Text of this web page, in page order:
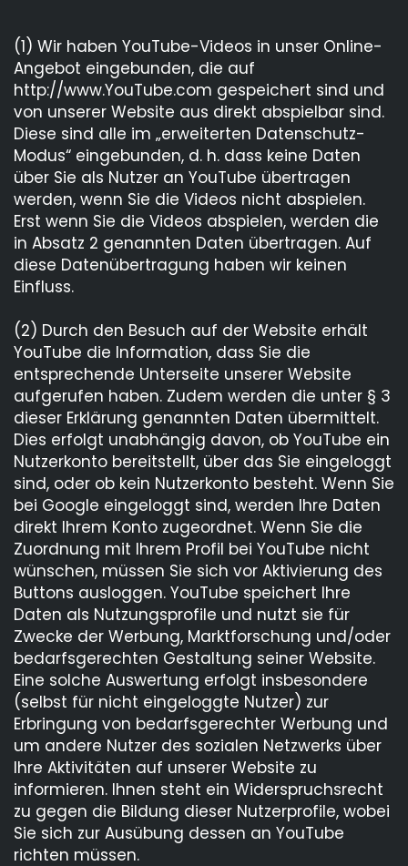
(1) Wir haben YouTube-Videos in unser Online-
Angebot eingebunden, die auf
http://www.YouTube.com gespeichert sind und
von unserer Website aus direkt abspielbar sind.
Diese sind alle im „erweiterten Datenschutz-
Modus“ eingebunden, d. h. dass keine Daten
über Sie als Nutzer an YouTube übertragen
werden, wenn Sie die Videos nicht abspielen.
Erst wenn Sie die Videos abspielen, werden die
in Absatz 2 genannten Daten übertragen. Auf
diese Datenübertragung haben wir keinen
Einfluss.
(2) Durch den Besuch auf der Website erhält
YouTube die Information, dass Sie die
entsprechende Unterseite unserer Website
aufgerufen haben. Zudem werden die unter § 3
dieser Erklärung genannten Daten übermittelt.
Dies erfolgt unabhängig davon, ob YouTube ein
Nutzerkonto bereitstellt, über das Sie eingeloggt
sind, oder ob kein Nutzerkonto besteht. Wenn Sie
bei Google eingeloggt sind, werden Ihre Daten
direkt Ihrem Konto zugeordnet. Wenn Sie die
Zuordnung mit Ihrem Profil bei YouTube nicht
wünschen, müssen Sie sich vor Aktivierung des
Buttons ausloggen. YouTube speichert Ihre
Daten als Nutzungsprofile und nutzt sie für
Zwecke der Werbung, Marktforschung und/oder
bedarfsgerechten Gestaltung seiner Website.
Eine solche Auswertung erfolgt insbesondere
(selbst für nicht eingeloggte Nutzer) zur
Erbringung von bedarfsgerechter Werbung und
um andere Nutzer des sozialen Netzwerks über
Ihre Aktivitäten auf unserer Website zu
informieren. Ihnen steht ein Widerspruchsrecht
zu gegen die Bildung dieser Nutzerprofile, wobei
Sie sich zur Ausübung dessen an YouTube
richten müssen.